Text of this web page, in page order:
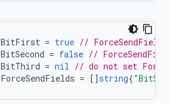
BitFirst = true // ForceSendFields
BitSecond = false //
BitThird = nil // do not set
ForceSendFields = []string{